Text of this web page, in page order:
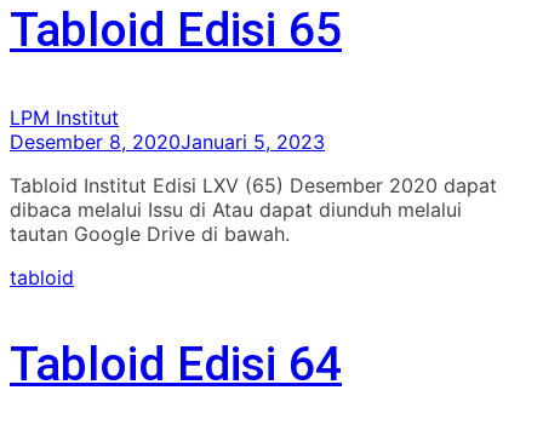
Tabloid Edisi 65
LPM Institut
Desember 8, 2020Januari 5, 2023
Tabloid Institut Edisi LXV (65) Desember 2020 dapat
dibaca melalui Issu di Atau dapat diunduh melalui
tautan Google Drive di bawah.
tabloid
Tabloid Edisi 64